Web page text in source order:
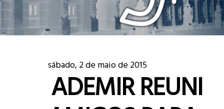
sábado, 2 de maio de 2015
ADEMIR REUNI